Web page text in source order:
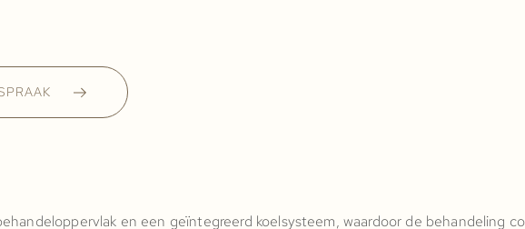
en een geïntegreerd koelsysteem, waardoor de behandeling